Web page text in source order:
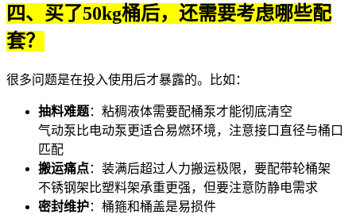
四、买了50kg桶后，还需要考虑哪些配
套？
很多问题是在投入使用后才暴露的。比如：
抽料难题：粘稠液体需要配桶泵才能彻底清空
气动泵比电动泵更适合易燃环境，注意接口直径与桶口
匹配
搬运痛点：装满后超过人力搬运极限，要配带轮桶架
不锈钢架比塑料架承重更强，但要注意防静电需求
密封维护： 桶箍和桶盖是易损件